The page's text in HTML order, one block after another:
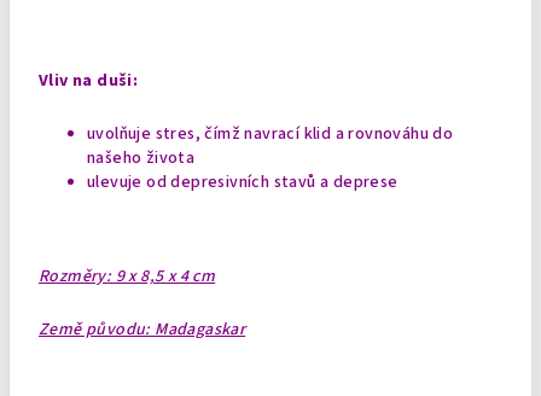
Vliv na duši:
uvolňuje stres, čímž navrací klid a rovnováhu do
našeho života
ulevuje od depresivních stavů a deprese
Rozměry: 9 x 8,5 x 4 cm
Země původu: Madagaskar